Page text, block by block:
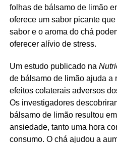
folhas de bálsamo de limão
oferece um sabor picante
sabor e o aroma do chá
oferecer alívio de stress.
Um estudo publicado na
de bálsamo de limão ajuda a
efeitos colaterais adversos
Os investigadores
bálsamo de limão resultou
ansiedade, tanto uma hora
consumo. O chá ajudou a